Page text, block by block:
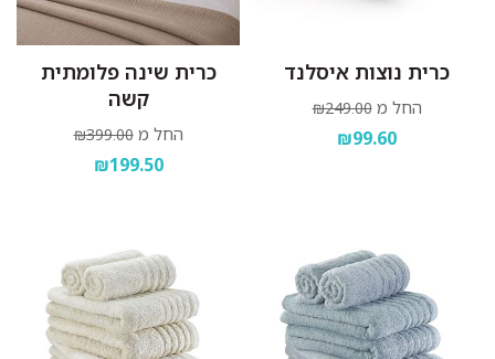
כרית נוצות איסלנד
החל מ ₪249.00
₪99.60
כרית שינה פלומתית
קשה
החל מ ₪399.00
₪199.50